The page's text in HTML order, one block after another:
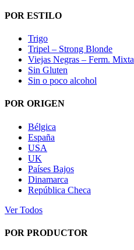
POR ESTILO
Trigo
Tripel – Strong Blonde
Viejas Negras – Ferm. Mixta
Sin Gluten
Sin o poco alcohol
POR ORIGEN
Bélgica
España
USA
UK
Países Bajos
Dinamarca
República Checa
Ver Todos
POR PRODUCTOR